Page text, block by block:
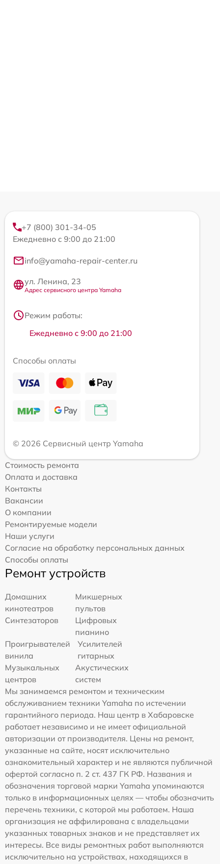
+7 (800) 301-34-05
Ежедневно с 9:00 до 21:00
info@yamaha-repair-center.ru
ул. Ленина, 23
Адрес сервисного центра Yamaha
Режим работы:
Ежедневно с 9:00 до 21:00
Способы оплаты
© 2026 Сервисный центр Yamaha
Стоимость ремонта
Оплата и доставка
Контакты
Вакансии
О компании
Ремонтируемые модели
Наши услуги
Согласие на обработку персональных данных
Способы оплаты
Ремонт устройств
Домашних
кинотеатров
Микшерных
пультов
Синтезаторов
Цифровых
пианино
Проигрывателей
винила
Усилителей
гитарных
Музыкальных
центров
Акустических
систем
Мы занимаемся ремонтом и техническим
обслуживанием техники Yamaha по истечении
гарантийного периода. Наш центр в Хабаровске
работает независимо и не имеет официальной
авторизации от производителя. Цены на ремонт,
указанные на сайте, носят исключительно
ознакомительный характер и не являются публичной
офертой согласно п. 2 ст. 437 ГК РФ. Названия и
обозначения торговой марки Yamaha упоминаются
только в информационных целях — чтобы обозначить
перечень техники, с которой мы работаем. Наша
организация не аффилирована с владельцами
указанных товарных знаков и не представляет их
интересы. Все виды ремонтных работ выполняются
исключительно на устройствах, находящихся в